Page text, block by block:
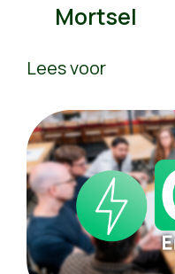
Mortsel
Lees voor